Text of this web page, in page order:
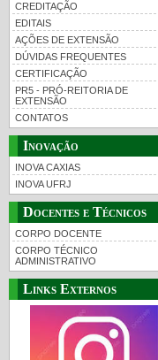
CREDITAÇÃO
EDITAIS
AÇÕES DE EXTENSÃO
DÚVIDAS FREQUENTES
CERTIFICAÇÃO
PR5 - PRÓ-REITORIA DE
EXTENSÃO
CONTATOS
Inovação
INOVA CAXIAS
INOVA UFRJ
Docentes e Técnicos
CORPO DOCENTE
CORPO TÉCNICO
ADMINISTRATIVO
Links Externos